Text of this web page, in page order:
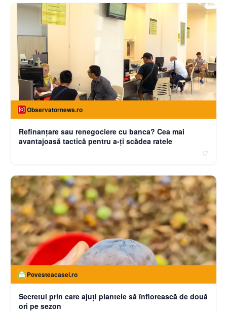
Observatornews.ro
Refinanţare sau renegociere cu banca? Cea mai
avantajoasă tactică pentru a-ţi scădea ratele
Povesteacasei.ro
Secretul prin care ajuți plantele să înflorească de două
ori pe sezon